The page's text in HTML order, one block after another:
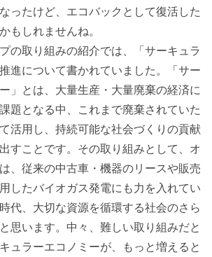
ったけど、エコバックとして復活した
もしれませんね。
の取り組みの紹介では、「サーキュラ
進について書かれていました。「サー
」とは、大量生産・大量廃棄の経済に
題となる中、これまで廃棄されていた
活用し、持続可能な社会づくりの貢献
すことです。その取り組みとして、オ
、従来の中古車・機器のリースや販売
したバイオガス発電にも力を入れてい
代、大切な資源を循環する社会のさら
思います。中々、難しい取り組みだと
ュラーエコノミーが、もっと増えると